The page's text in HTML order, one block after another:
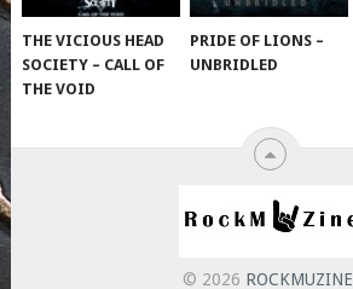
THE VICIOUS HEAD
SOCIETY – CALL OF
THE VOID
PRIDE OF LIONS –
UNBRIDLED
© 2026 ROCKMUZINE